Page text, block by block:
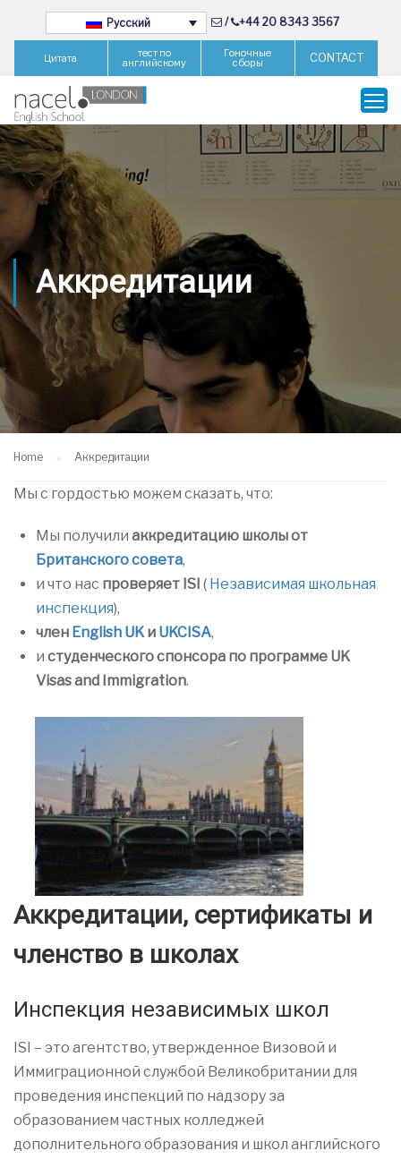
Русский / +44 20 8343 3567
Цитата тест по
английскому
Гоночные
сборы CONTACT
Аккредитации
Home Аккредитации
Мы с гордостью можем сказать, что:
Мы получили аккредитацию школыот
Британского совета,
и что нас проверяет ISI ( Независимая школьная
инспекция),
член English UK и UKCISA,
и студенческого спонсора по программе UK
Visas and Immigration.
Аккредитации, сертификаты и
членство в школах
Инспекция независимых школ
ISI – это агентство, утвержденное Визовой и
Иммиграционной службой Великобритании для
проведения инспекций по надзору за
образованием частных колледжей
дополнительного образования и школ английского